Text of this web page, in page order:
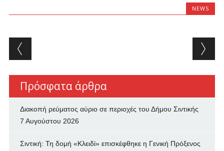
NEWS
Post navigation
Πρόσφατα άρθρα
Διακοπή ρεύματος αύριο σε περιοχές του Δήμου Σιντικής
7 Αυγούστου 2026
Σιντική: Τη δομή «Κλειδί» επισκέφθηκε η Γενική Πρόξενος